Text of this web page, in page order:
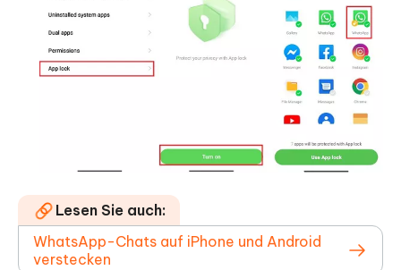
Lesen Sie auch:
WhatsApp-Chats auf iPhone und Android
verstecken